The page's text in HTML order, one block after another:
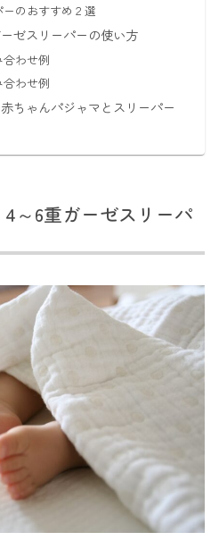
のおすすめ２選
ゼスリーパーの使い方
わせ例
わせ例
ちゃんパジャマとスリーパー
～6重ガーゼスリーパ